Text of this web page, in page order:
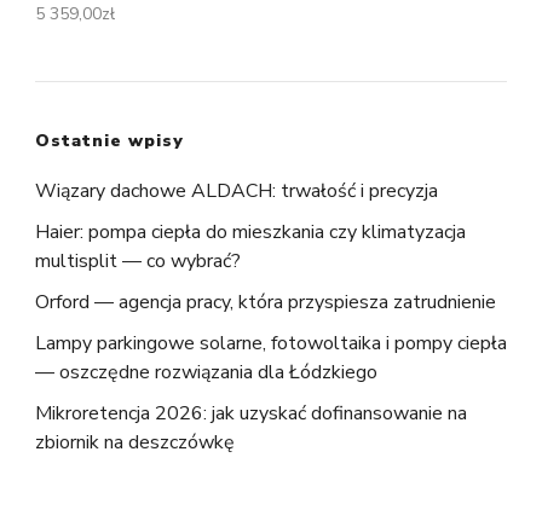
5 359,00zł
Ostatnie wpisy
Wiązary dachowe ALDACH: trwałość i precyzja
Haier: pompa ciepła do mieszkania czy klimatyzacja
multisplit — co wybrać?
Orford — agencja pracy, która przyspiesza zatrudnienie
Lampy parkingowe solarne, fotowoltaika i pompy ciepła
— oszczędne rozwiązania dla Łódzkiego
Mikroretencja 2026: jak uzyskać dofinansowanie na
zbiornik na deszczówkę